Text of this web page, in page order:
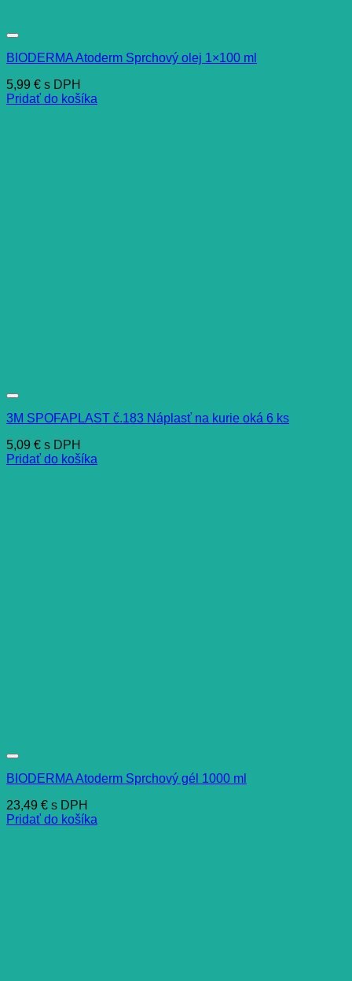
BIODERMA Atoderm Sprchový olej 1×100 ml
5,99 € s DPH
Pridať do košíka
3M SPOFAPLAST č.183 Náplasť na kurie oká 6 ks
5,09 € s DPH
Pridať do košíka
BIODERMA Atoderm Sprchový gél 1000 ml
23,49 € s DPH
Pridať do košíka